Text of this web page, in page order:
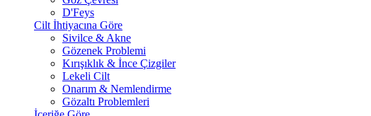
D'Feys
Cilt İhtiyacına Göre
Sivilce & Akne
Gözenek Problemi
Kırışıklık & İnce Çizgiler
Lekeli Cilt
Onarım & Nemlendirme
Gözaltı Problemleri